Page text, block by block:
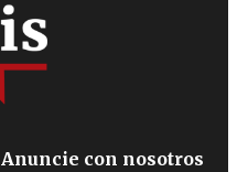
Anuncie con nosotros